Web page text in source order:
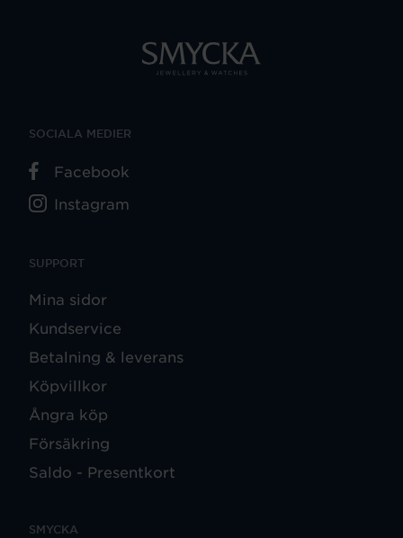
SUPPORT
Mina sidor
Kundservice
Betalning & leverans
Köpvillkor
Ångra köp
Försäkring
Saldo - Presentkort
SMYCKA
SOCIALA MEDIER
Facebook
Instagram